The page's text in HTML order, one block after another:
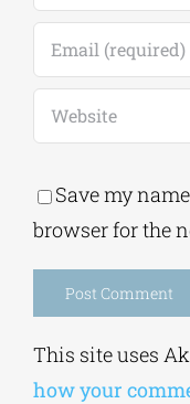
Save my
browser for the
This site uses
how your